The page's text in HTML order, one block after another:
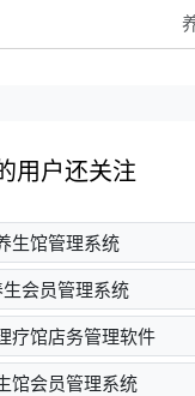
用户还关注
生馆管理系统
会员管理系统
疗馆店务管理软件
馆会员管理系统